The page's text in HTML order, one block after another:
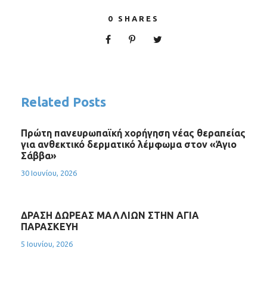
0 SHARES
Related Posts
Πρώτη πανευρωπαϊκή χορήγηση νέας θεραπείας
για ανθεκτικό δερματικό λέμφωμα στον «Άγιο
Σάββα»
30 Ιουνίου, 2026
ΔΡΑΣΗ ΔΩΡΕΑΣ ΜΑΛΛΙΩΝ ΣΤΗΝ ΑΓΙΑ
ΠΑΡΑΣΚΕΥΗ
5 Ιουνίου, 2026